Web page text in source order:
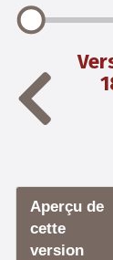
Aperçu de
cette
version